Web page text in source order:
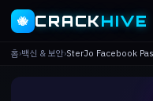
🐝 CRACKHIVE
홈›백신 & 보안›SterJo Facebook